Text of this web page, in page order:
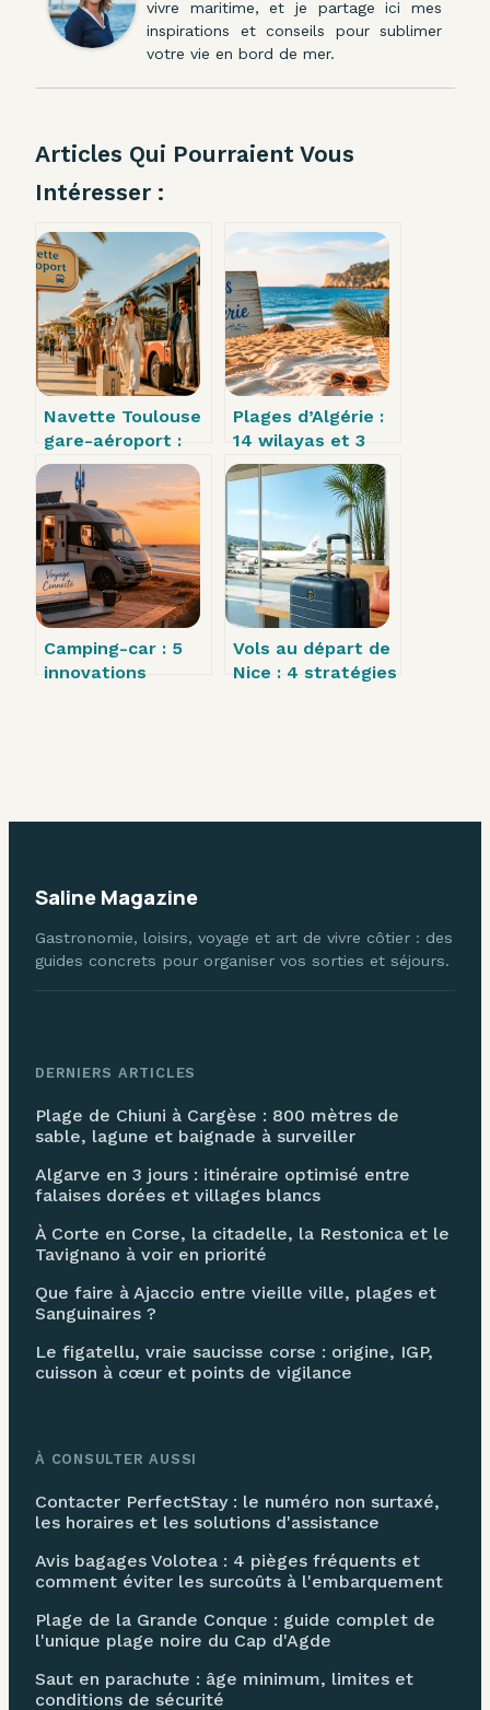
vivre maritime, et je partage ici mes
inspirations et conseils pour sublimer
votre vie en bord de mer.
Articles Qui Pourraient Vous
Intéresser :
Navette Toulouse
gare-aéroport :
9€ et 25 minutes
pour rejoindre
votre vol en toute
sérénité
Plages d’Algérie :
14 wilayas et 3
criques secrètes
pour s’évader loin
de la foule
Camping-car : 5
innovations
Vols au départ de
Nice : 4 stratégies
Saline Magazine
Gastronomie, loisirs, voyage et art de vivre côtier : des
guides concrets pour organiser vos sorties et séjours.
DERNIERS ARTICLES
Plage de Chiuni à Cargèse : 800 mètres de
sable, lagune et baignade à surveiller
Algarve en 3 jours : itinéraire optimisé entre
falaises dorées et villages blancs
À Corte en Corse, la citadelle, la Restonica et le
Tavignano à voir en priorité
Que faire à Ajaccio entre vieille ville, plages et
Sanguinaires ?
Le figatellu, vraie saucisse corse : origine, IGP,
cuisson à cœur et points de vigilance
À CONSULTER AUSSI
Contacter PerfectStay : le numéro non surtaxé,
les horaires et les solutions d'assistance
Avis bagages Volotea : 4 pièges fréquents et
comment éviter les surcoûts à l'embarquement
Plage de la Grande Conque : guide complet de
l'unique plage noire du Cap d'Agde
Saut en parachute : âge minimum, limites et
conditions de sécurité